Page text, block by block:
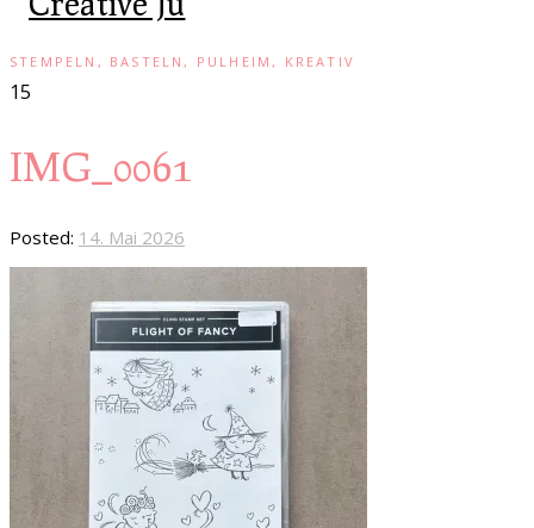
STEMPELN, BASTELN, PULHEIM, KREATIV
15
IMG_0061
Posted: 14. Mai 2026